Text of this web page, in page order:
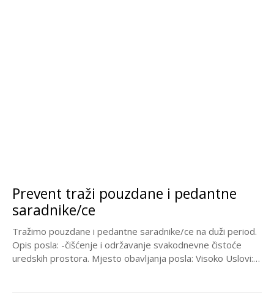
Prevent traži pouzdane i pedantne
saradnike/ce
Tražimo pouzdane i pedantne saradnike/ce na duži period.
Opis posla: -čišćenje i održavanje svakodnevne čistoće
uredskih prostora. Mjesto obavljanja posla: Visoko Uslovi: -